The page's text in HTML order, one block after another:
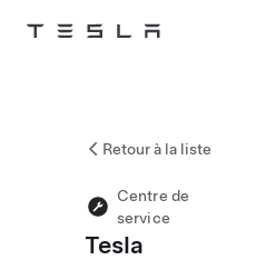
Tesla
Retour à la liste
Centre de
service
Tesla